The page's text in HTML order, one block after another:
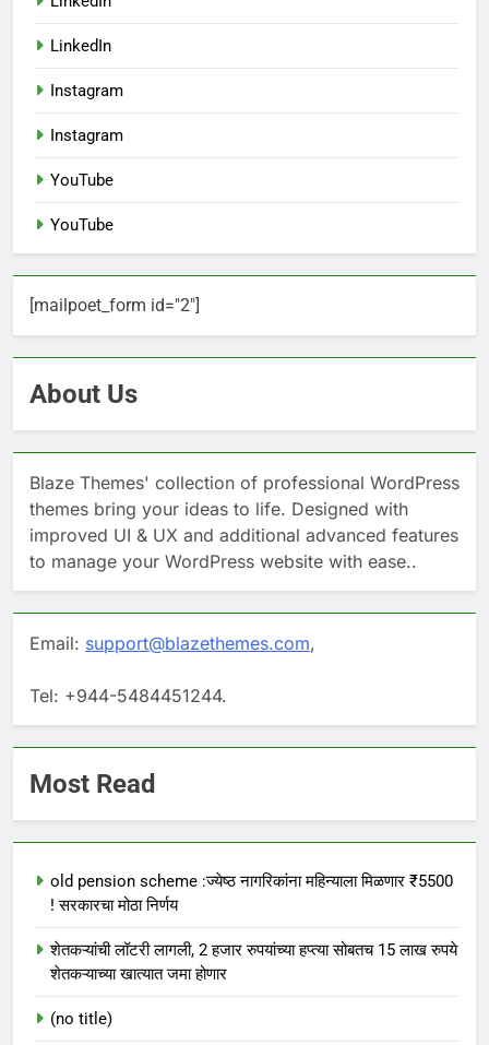
LinkedIn
Instagram
Instagram
YouTube
YouTube
[mailpoet_form id="2"]
About Us
Blaze Themes' collection of professional WordPress
themes bring your ideas to life. Designed with
improved UI & UX and additional advanced features
to manage your WordPress website with ease..
Email: support@blazethemes.com,
Tel: +944-5484451244.
Most Read
old pension scheme :ज्येष्ठ नागरिकांना महिन्याला मिळणार ₹5500
! सरकारचा मोठा निर्णय
शेतकऱ्यांची लॉटरी लागली, 2 हजार रुपयांच्या हप्त्या सोबतच 15 लाख रुपये
शेतकऱ्याच्या खात्यात जमा होणार
(no title)